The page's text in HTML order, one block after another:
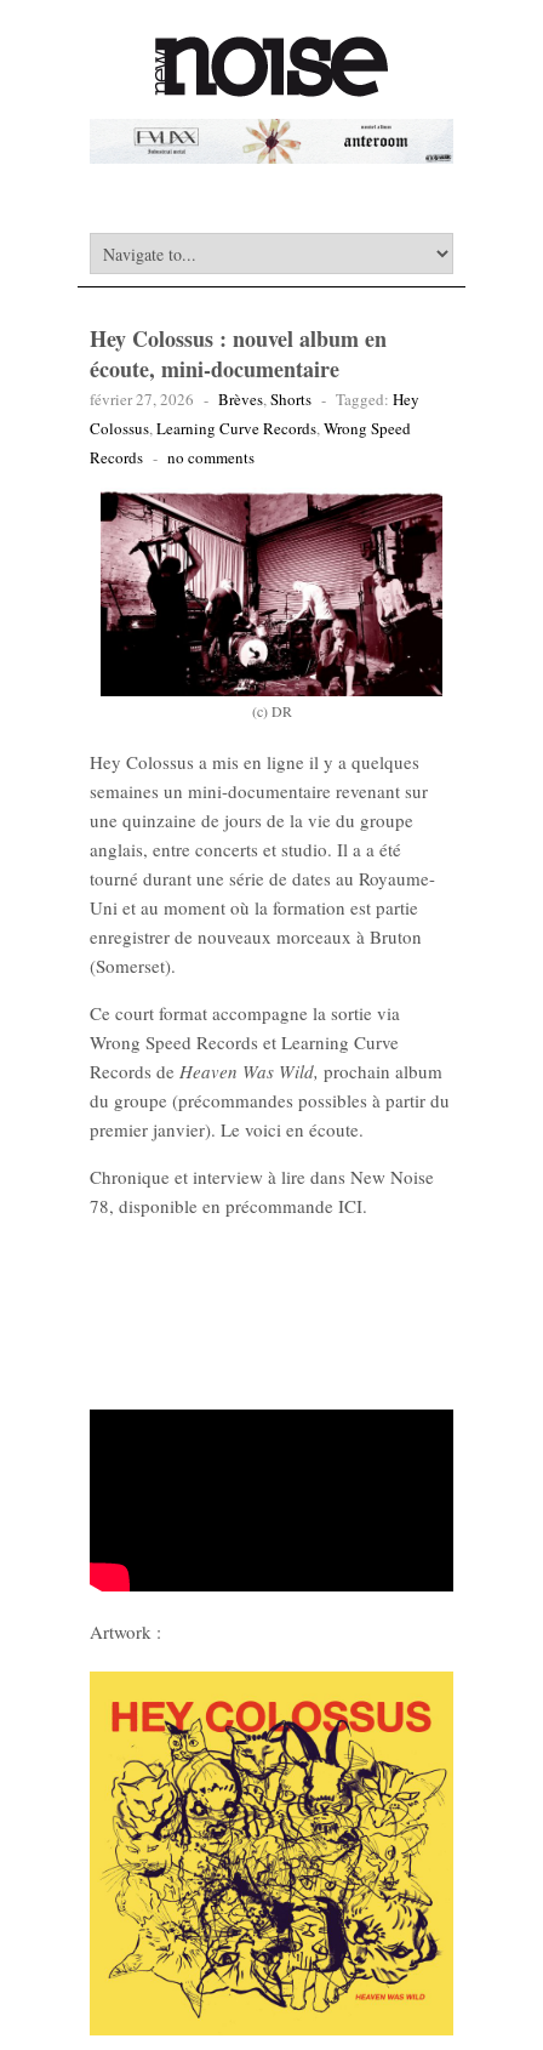
Hey Colossus : nouvel album en
écoute, mini-documentaire
février 27, 2026 - Brèves,Shorts - Tagged: Hey
Colossus,Learning Curve Records,Wrong Speed
Records - no comments
(c) DR
Hey Colossus a mis en ligne il y a quelques
semaines un mini-documentaire revenant sur
une quinzaine de jours de la vie du groupe
anglais, entre concerts et studio. Il a a été
tourné durant une série de dates au Royaume-
Uni et au moment où la formation est partie
enregistrer de nouveaux morceaux à Bruton
(Somerset).
Ce court format accompagne la sortie via
Wrong Speed Records et Learning Curve
Records de Heaven Was Wild, prochain album
du groupe (précommandes possibles à partir du
premier janvier). Le voici en écoute.
Chronique et interview à lire dans New Noise
78, disponible en précommande ICI.
Artwork :